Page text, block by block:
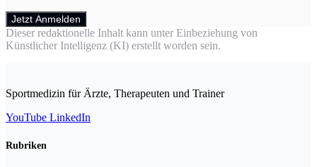
Jetzt Anmelden
Dieser redaktionelle Inhalt kann unter Einbeziehung von
Künstlicher Intelligenz (KI) erstellt worden sein.
Sportmedizin für Ärzte, Therapeuten und Trainer
YouTube LinkedIn
Rubriken